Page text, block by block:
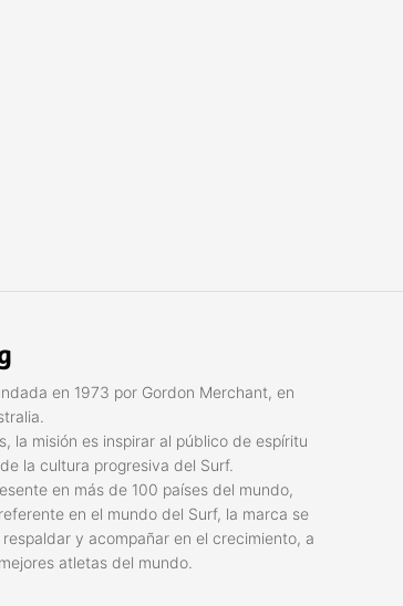
en 1973 por Gordon Merchant, en
la misión es inspirar al público de espíritu
la cultura progresiva del Surf.
en más de 100 países del mundo,
en el mundo del Surf, la marca se
y acompañar en el crecimiento, a
atletas del mundo.